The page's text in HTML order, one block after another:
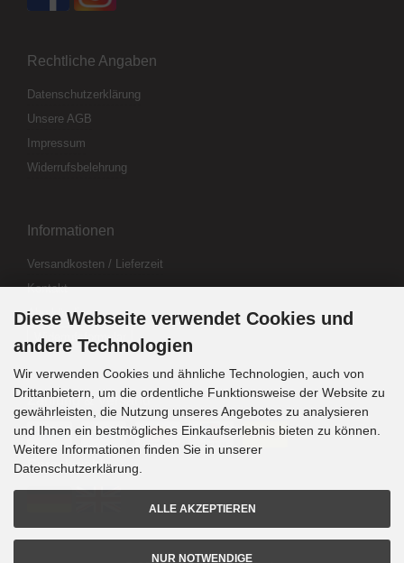
Rechtliche Angaben
Datenschutzerklärung
Unsere AGB
Impressum
Widerrufsbelehrung
Informationen
Versandkosten / Lieferzeit
Kontakt
Abo kündigen
Widerrufsformular
Zahlung & Versand
Sprachwahl
Diese Webseite verwendet Cookies und
andere Technologien
Wir verwenden Cookies und ähnliche Technologien, auch von
Drittanbietern, um die ordentliche Funktionsweise der Website zu
gewährleisten, die Nutzung unseres Angebotes zu analysieren
und Ihnen ein bestmögliches Einkaufserlebnis bieten zu können.
Weitere Informationen finden Sie in unserer
Datenschutzerklärung.
ALLE AKZEPTIEREN
NUR NOTWENDIGE